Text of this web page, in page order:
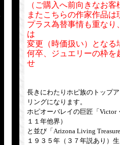
（ご購入へ前向きなお
またこちらの作家作品
プラス為替事情も重な
は
変更（時価扱い）となる
何卒、ジュエリーの枠を
せ
長きにわたりホピ族のトップ
リングになります。
ホピオーバレイの巨匠「Victor
１１年他界）
と並び「Arizona Living
１９３５年（３７年説あり）